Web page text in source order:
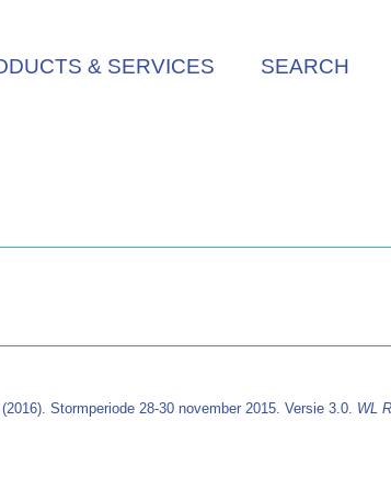
& SERVICES SEARCH
(2016). Stormperiode 28-30 november 2015. Versie 3.0. WL